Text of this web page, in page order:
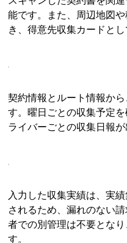
能です。また、周辺地図
き、得意先収集カードと
契約情報とルート情報か
す。曜日ごとの収集予定
ライバーごとの収集日報が
入力した収集実績は、実
されるため、漏れのない
者での別管理は不要とな
す。